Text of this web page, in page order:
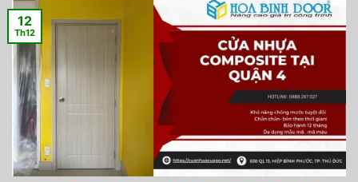
12
Th12